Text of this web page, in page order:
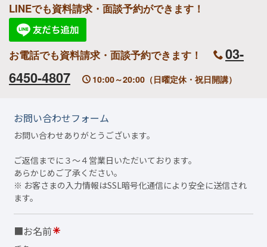
LINEでも資料請求・面談予約ができます！
お電話でも資料請求・面談予約できます！
03-
6450-4807
10:00～20:00（日曜定休・祝日開講）